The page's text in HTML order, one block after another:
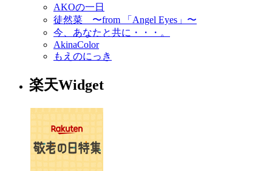
AKOの一日
徒然菜 〜from 「Angel Eyes」〜
今、あなたと共に・・・。
AkinaColor
もえのにっき
楽天Widget